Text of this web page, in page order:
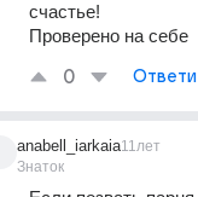
счастье!
Проверено на себе
0
anabell_iarkaia
Знаток
11лет